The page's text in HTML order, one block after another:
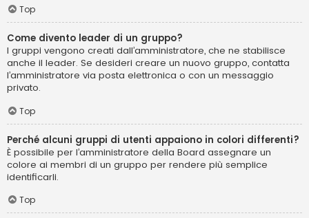
Top
Come divento leader di un gruppo?
I gruppi vengono creati dall’amministratore, che ne stabilisce
anche il leader. Se desideri creare un nuovo gruppo, contatta
l’amministratore via posta elettronica o con un messaggio
privato.
Top
Perché alcuni gruppi di utenti appaiono in colori differenti?
È possibile per l’amministratore della Board assegnare un
colore ai membri di un gruppo per rendere più semplice
identificarli.
Top